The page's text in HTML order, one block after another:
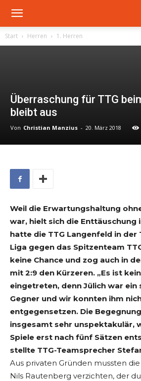
Start Herren 1. Herren
Überraschung für TTG
bleibt aus
Von Christian Manzius - 20. März 2018
Weil die Erwartungshaltung
war, hielt sich die Enttäuschung
hatte die TTG Langenfeld in der
Liga gegen das Spitzenteam
keine Chance und zog auch in
mit 2:9 den Kürzeren. „Es ist
eingetreten, denn Jülich war ein
Gegner und wir konnten ihm
entgegensetzen. Die
insgesamt sehr unspektakulär,
Spiele erst nach fünf Sätzen
stellte TTG-Teamsprecher
Aus privaten Gründen mussten
Nils Rautenberg verzichten, der